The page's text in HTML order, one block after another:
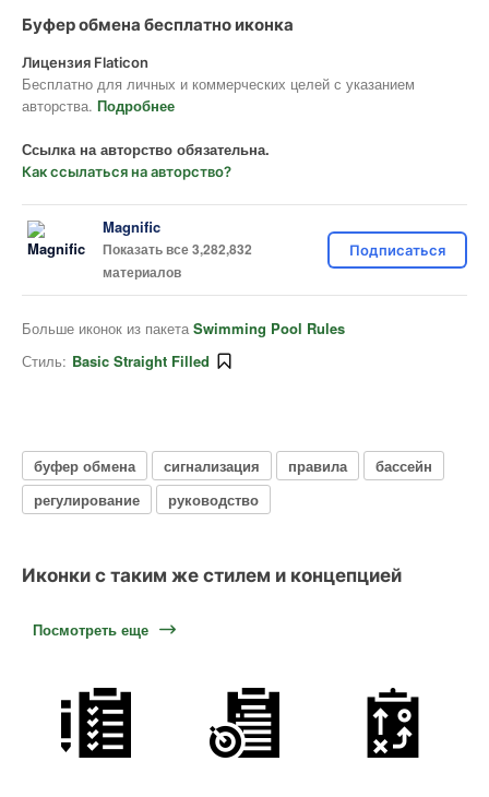
Буфер обмена бесплатно иконка
Лицензия Flaticon
Бесплатно для личных и коммерческих целей с указанием
авторства. Подробнее
Ссылка на авторство обязательна.
Как ссылаться на авторство?
Magnific
Показать все 3,282,832
материалов
Подписаться
Больше иконок из пакета Swimming Pool Rules
Стиль: Basic Straight Filled
буфер обмена сигнализация правила
бассейн
регулирование
руководство
Иконки с таким же стилем и концепцией
Посмотреть еще